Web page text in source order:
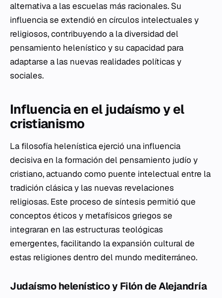
alternativa a las escuelas más racionales. Su
influencia se extendió en círculos intelectuales y
religiosos, contribuyendo a la diversidad del
pensamiento helenístico y su capacidad para
adaptarse a las nuevas realidades políticas y
sociales.
Influencia en el judaísmo y el
cristianismo
La filosofía helenística ejerció una influencia
decisiva en la formación del pensamiento judío y
cristiano, actuando como puente intelectual entre la
tradición clásica y las nuevas revelaciones
religiosas. Este proceso de síntesis permitió que
conceptos éticos y metafísicos griegos se
integraran en las estructuras teológicas
emergentes, facilitando la expansión cultural de
estas religiones dentro del mundo mediterráneo.
Judaísmo helenístico y Filón de Alejandría